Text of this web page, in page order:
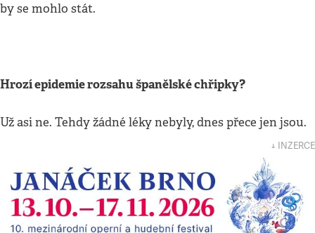
by se mohlo stát.
Hrozí epidemie rozsahu španělské chřipky?
Už asi ne. Tehdy žádné léky nebyly, dnes přece jen jsou.
↓ INZERCE